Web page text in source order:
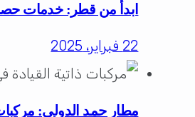
ابدأ من قطر: خدمات
22 فبراير، 2025
مطار حمد الدولي: